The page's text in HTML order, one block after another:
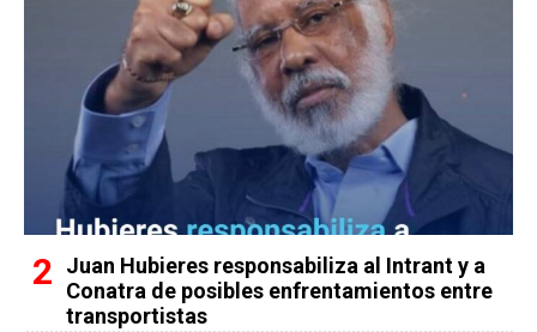
Juan Hubieres responsabiliza al Intrant y a
Conatra de posibles enfrentamientos entre
transportistas